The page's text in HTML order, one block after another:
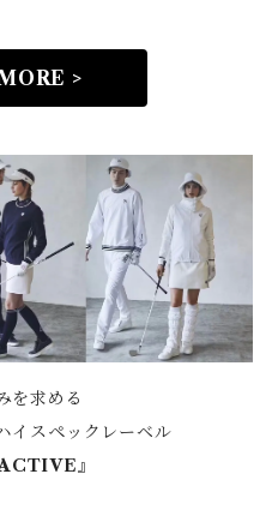
>
を求める
イスペックレーベル
』